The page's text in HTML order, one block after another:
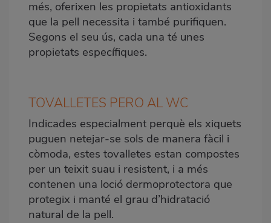
més, oferixen les propietats antioxidants
que la pell necessita i també purifiquen.
Segons el seu ús, cada una té unes
propietats específiques.
TOVALLETES PERO AL WC
Indicades especialment perquè els xiquets
puguen netejar-se sols de manera fàcil i
còmoda, estes tovalletes estan compostes
per un teixit suau i resistent, i a més
contenen una loció dermoprotectora que
protegix i manté el grau d’hidratació
natural de la pell.